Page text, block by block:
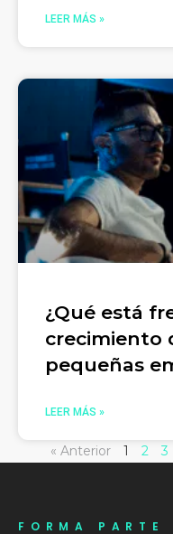
LEER MÁS »
¿Qué está
crecimiento
pequeñas
LEER MÁS »
« Anterior 1 2 3
FORMA PARTE